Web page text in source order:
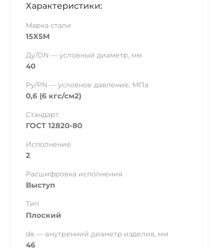
Характеристики:
Марка стали
15Х5М
Ду/DN — условный диаметр, мм
40
Ру/PN — условное давление, МПа
0,6 (6 кгс/см2)
Стандарт
ГОСТ 12820-80
Исполнение
2
Расшифровка исполнения
Выступ
Тип
Плоский
dв — внутренний диаметр изделия, мм
46